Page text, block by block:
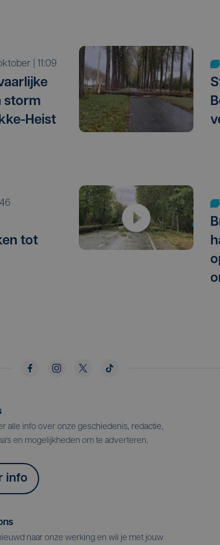
| 11:09
storm
Heist
tot
alle info over onze geschiedenis, redactie,
en mogelijkheden om te adverteren.
info
naar onze werking en wil je met jouw